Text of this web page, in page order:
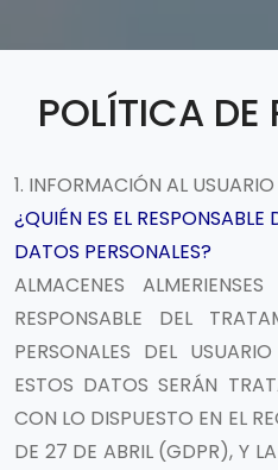
POLÍTICA
1. INFORMACIÓN AL USUARIO
¿QUIÉN ES EL
DATOS PERSONALES?
ALMACENES
RESPONSABLE DEL
PERSONALES DEL
ESTOS DATOS SERÁN
CON LO DISPUESTO EN EL
DE 27 DE ABRIL (GDPR), Y